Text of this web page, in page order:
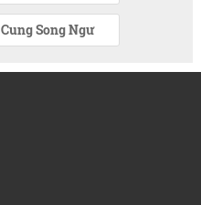
Cung Song Ngư